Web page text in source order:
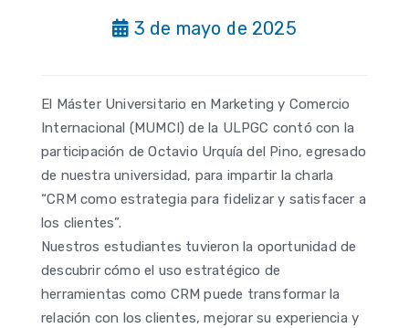
3 de mayo de 2025
El Máster Universitario en Marketing y Comercio
Internacional (MUMCI) de la ULPGC contó con la
participación de Octavio Urquía del Pino, egresado
de nuestra universidad, para impartir la charla
“CRM como estrategia para fidelizar y satisfacer a
los clientes”.
Nuestros estudiantes tuvieron la oportunidad de
descubrir cómo el uso estratégico de
herramientas como CRM puede transformar la
relación con los clientes, mejorar su experiencia y